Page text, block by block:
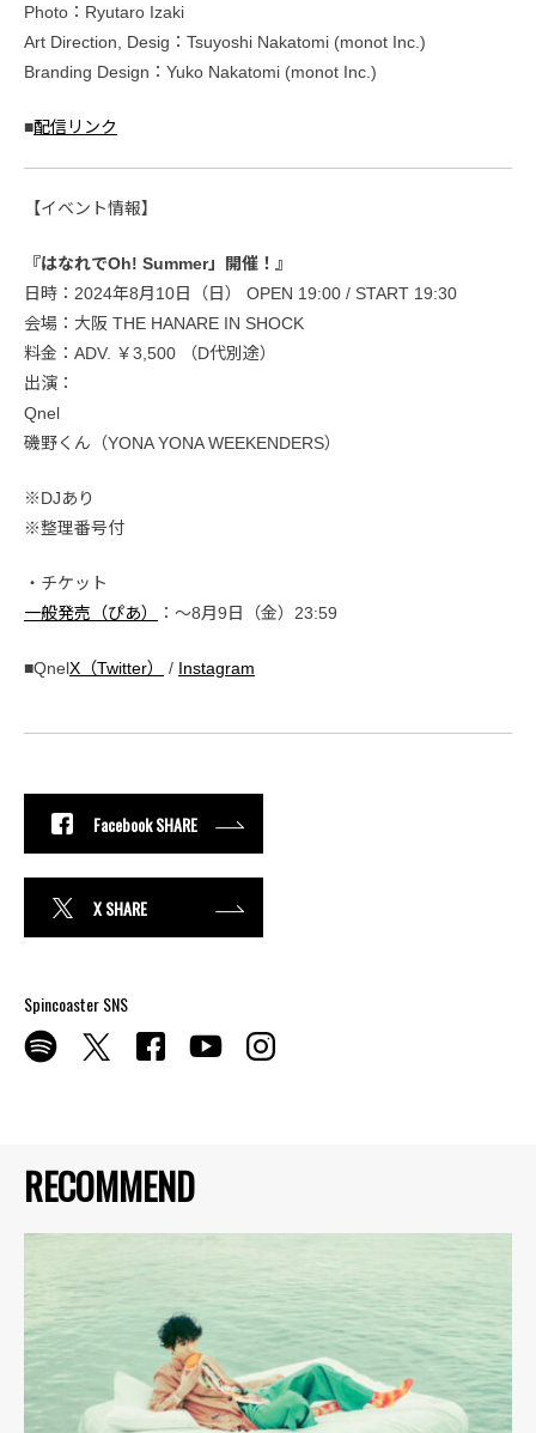
RECOMMEND
Photo：Ryutaro Izaki
Art Direction, Desig：Tsuyoshi Nakatomi (monot Inc.)
Branding Design：Yuko Nakatomi (monot Inc.)
■配信リンク
【イベント情報】
『はなれでOh! Summer」開催！』
日時：2024年8月10日（日） OPEN 19:00 / START 19:30
会場：大阪 THE HANARE IN SHOCK
料金：ADV. ￥3,500 （D代別途）
出演：
Qnel
磯野くん（YONA YONA WEEKENDERS）
※DJあり
※整理番号付
・チケット
一般発売（ぴあ）
：〜8月9日（金）23:59
■QnelX（Twitter） / Instagram
Facebook SHARE
X SHARE
Spincoaster SNS